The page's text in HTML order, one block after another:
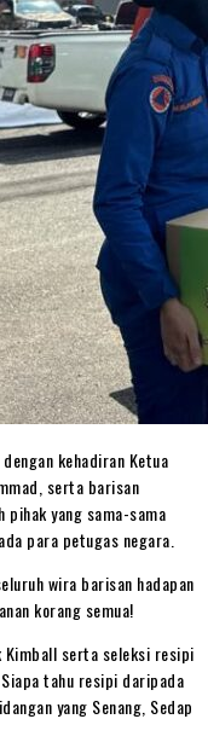
kehadiran Ketua
serta barisan
yang sama-sama
para petugas negara.
wira barisan hadapan
korang semua!
Kimball serta seleksi resipi
tahu resipi daripada
yang Senang, Sedap